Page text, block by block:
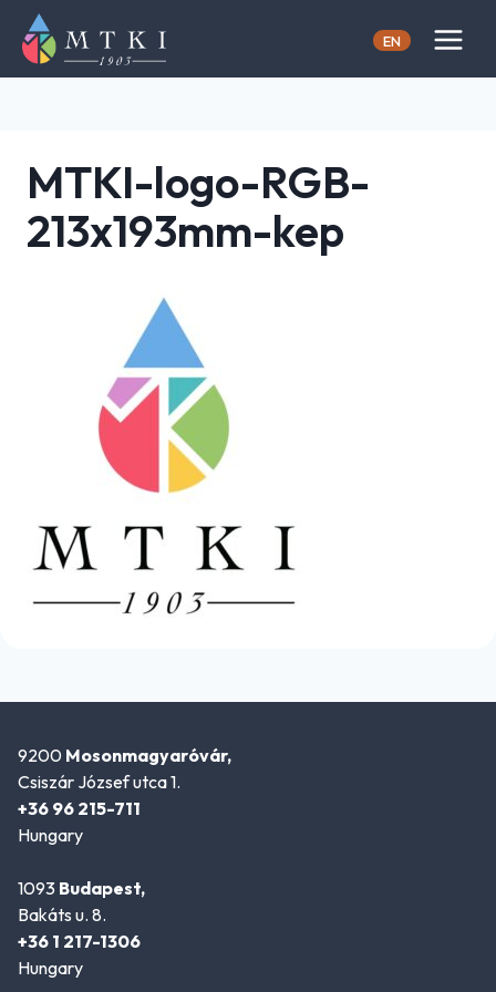
content
EN
MTKI-logo-RGB-
213x193mm-kep
9200 Mosonmagyaróvár,
Csiszár József utca 1.
+36 96 215-711
Hungary
1093 Budapest,
Bakáts u. 8.
+36 1 217-1306
Hungary